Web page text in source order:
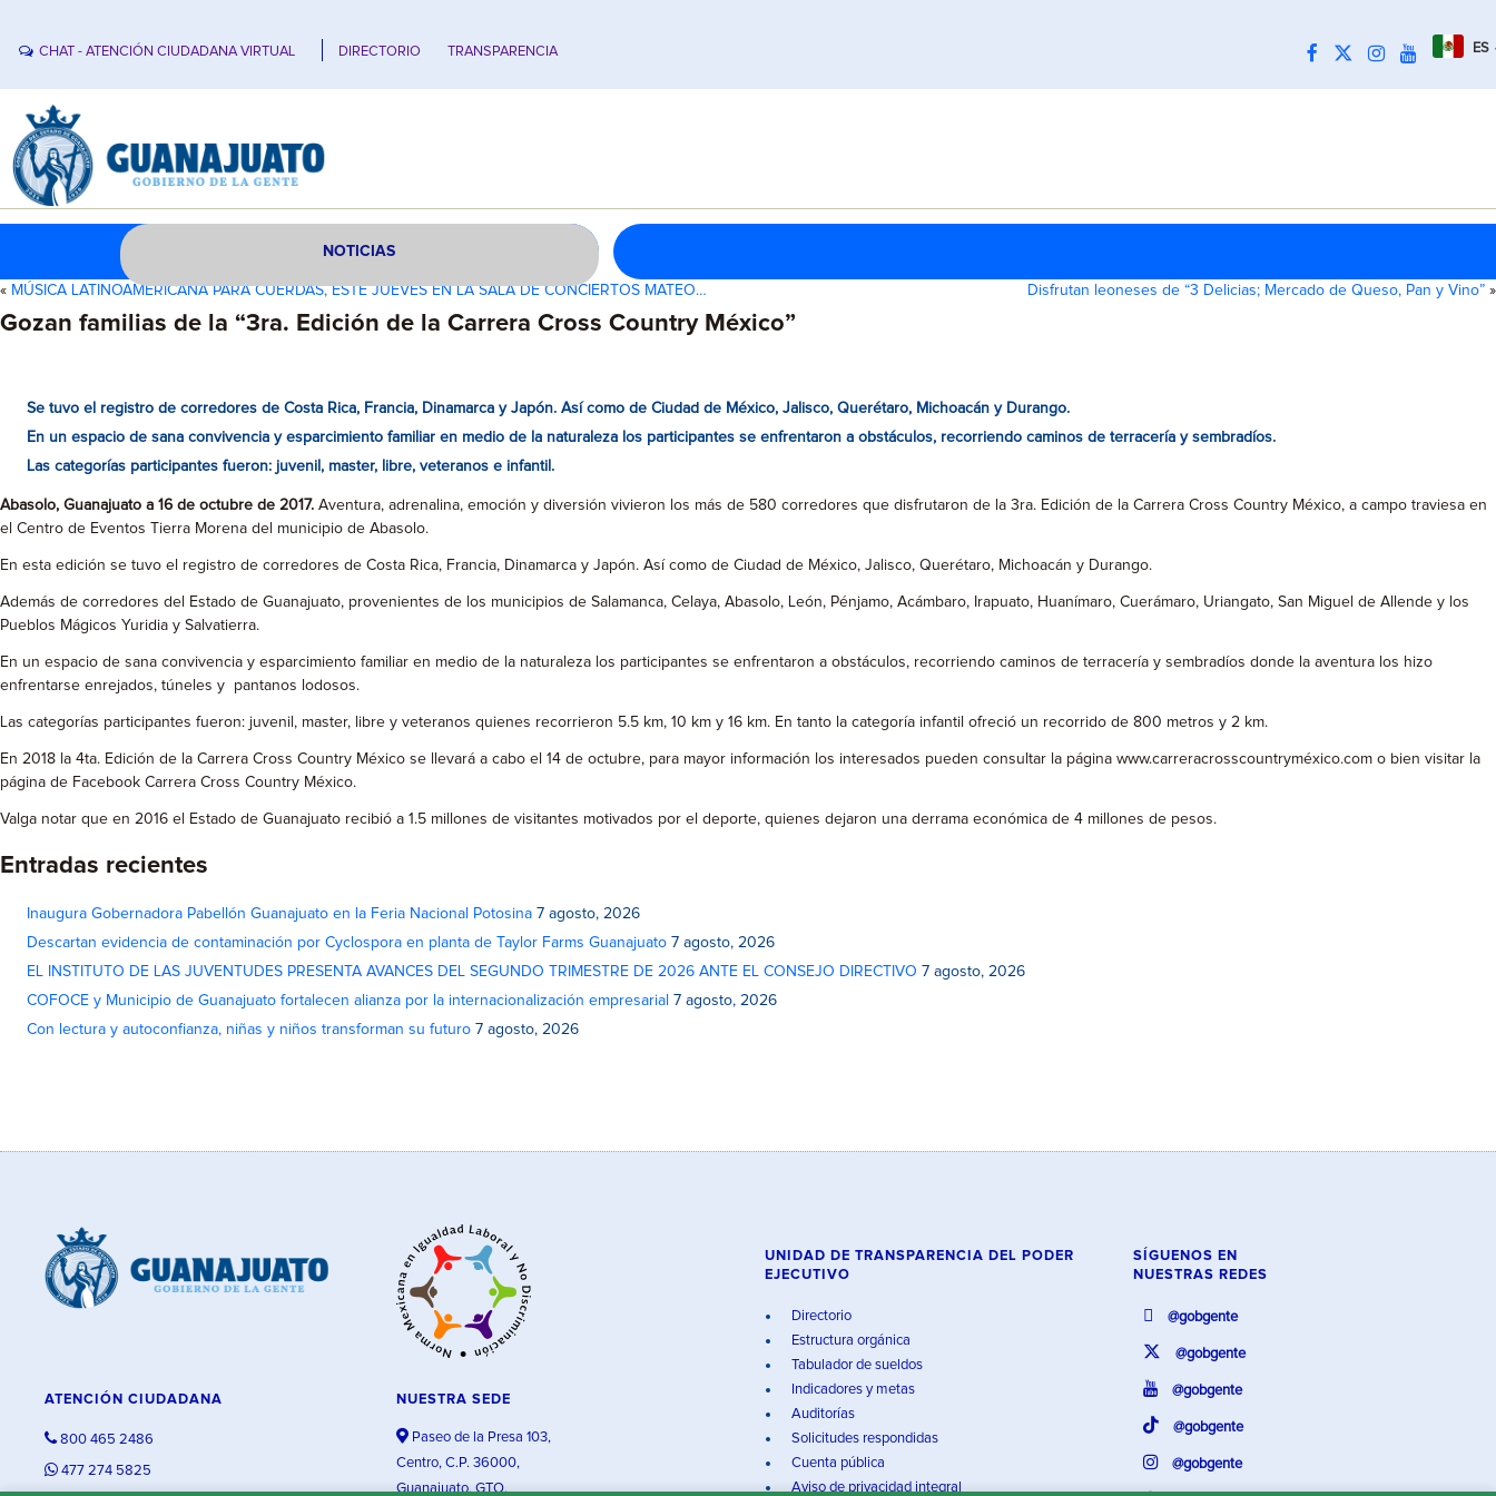
CHAT - ATENCIÓN CIUDADANA VIRTUAL DIRECTORIO TRANSPARENCIA ES
NOTICIAS
« MÚSICA LATINOAMERICANA PARA CUERDAS, ESTE JUEVES EN LA SALA DE CONCIERTOS MATEO… Disfrutan leoneses de “3 Delicias; Mercado de Queso, Pan y Vino” »
Gozan familias de la “3ra. Edición de la Carrera Cross Country México”
Se tuvo el registro de corredores de Costa Rica, Francia, Dinamarca y Japón. Así como de Ciudad de México, Jalisco, Querétaro, Michoacán y Durango.
En un espacio de sana convivencia y esparcimiento familiar en medio de la naturaleza los participantes se enfrentaron a obstáculos, recorriendo caminos de terracería y sembradíos.
Las categorías participantes fueron: juvenil, master, libre, veteranos e infantil.
Abasolo, Guanajuato a 16 de octubre de 2017. Aventura, adrenalina, emoción y diversión vivieron los más de 580 corredores que disfrutaron de la 3ra. Edición de la Carrera Cross Country México, a campo traviesa en
el Centro de Eventos Tierra Morena del municipio de Abasolo.
En esta edición se tuvo el registro de corredores de Costa Rica, Francia, Dinamarca y Japón. Así como de Ciudad de México, Jalisco, Querétaro, Michoacán y Durango.
Además de corredores del Estado de Guanajuato, provenientes de los municipios de Salamanca, Celaya, Abasolo, León, Pénjamo, Acámbaro, Irapuato, Huanímaro, Cuerámaro, Uriangato, San Miguel de Allende y los
Pueblos Mágicos Yuridia y Salvatierra.
En un espacio de sana convivencia y esparcimiento familiar en medio de la naturaleza los participantes se enfrentaron a obstáculos, recorriendo caminos de terracería y sembradíos donde la aventura los hizo
enfrentarse enrejados, túneles y pantanos lodosos.
Las categorías participantes fueron: juvenil, master, libre y veteranos quienes recorrieron 5.5 km, 10 km y 16 km. En tanto la categoría infantil ofreció un recorrido de 800 metros y 2 km.
En 2018 la 4ta. Edición de la Carrera Cross Country México se llevará a cabo el 14 de octubre, para mayor información los interesados pueden consultar la página www.carreracrosscountryméxico.com o bien visitar la
página de Facebook Carrera Cross Country México.
Valga notar que en 2016 el Estado de Guanajuato recibió a 1.5 millones de visitantes motivados por el deporte, quienes dejaron una derrama económica de 4 millones de pesos.
Entradas recientes
Inaugura Gobernadora Pabellón Guanajuato en la Feria Nacional Potosina 7 agosto, 2026
Descartan evidencia de contaminación por Cyclospora en planta de Taylor Farms Guanajuato 7 agosto, 2026
EL INSTITUTO DE LAS JUVENTUDES PRESENTA AVANCES DEL SEGUNDO TRIMESTRE DE 2026 ANTE EL CONSEJO DIRECTIVO 7 agosto, 2026
COFOCE y Municipio de Guanajuato fortalecen alianza por la internacionalización empresarial 7 agosto, 2026
Con lectura y autoconfianza, niñas y niños transforman su futuro 7 agosto, 2026
ATENCIÓN CIUDADANA
800 465 2486
477 274 5825
NUESTRA SEDE
Paseo de la Presa 103,
Centro, C.P. 36000,
Guanajuato, GTO.
UNIDAD DE TRANSPARENCIA DEL PODER
EJECUTIVO
Directorio
Estructura orgánica
Tabulador de sueldos
Indicadores y metas
Auditorías
Solicitudes respondidas
Cuenta pública
Aviso de privacidad integral
SÍGUENOS EN
NUESTRAS REDES
@gobgente
@gobgente
@gobgente
@gobgente
@gobgente